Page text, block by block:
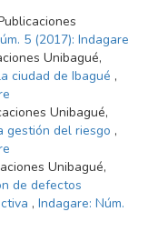
5 (2017): Indagare
Unibagué,
ciudad de Ibagué ,
Unibagué,
gestión del riesgo ,
Unibagué,
de defectos
, Indagare: Núm.